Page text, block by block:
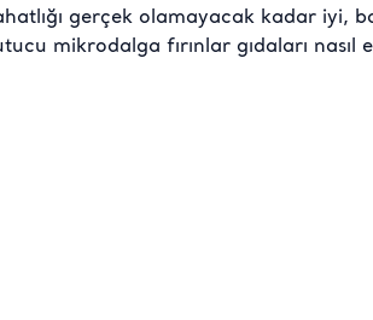
gerçek olamayacak kadar iyi,
mikrodalga fırınlar gıdaları nasıl